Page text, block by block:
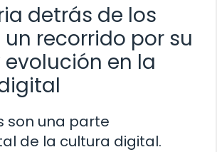
detrás de los
recorrido por su
en la
son una parte
de la cultura digital.